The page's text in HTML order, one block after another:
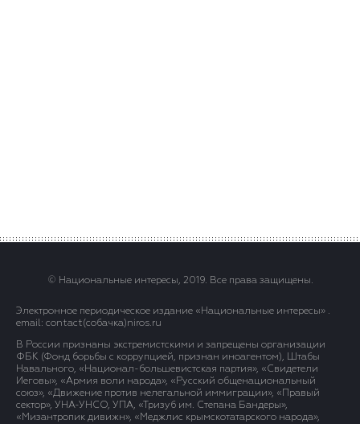
© Национальные интересы, 2019. Все права защищены.
Электронное периодическое издание «Национальные интересы» .
email: contact(сoбaчка)niros.ru
В России признаны экстремистскими и запрещены организации
ФБК (Фонд борьбы с коррупцией, признан иноагентом), Штабы
Навального, «Национал-большевистская партия», «Свидетели
Иеговы», «Армия воли народа», «Русский общенациональный
союз», «Движение против нелегальной иммиграции», «Правый
сектор», УНА-УНСО, УПА, «Тризуб им. Степана Бандеры»,
«Мизантропик дивижн», «Меджлис крымскотатарского народа»,